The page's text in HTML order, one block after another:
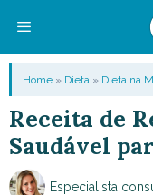
conteúdo
Menu
Home » Dieta » Dieta na
Receita de
Saudável
Especialista